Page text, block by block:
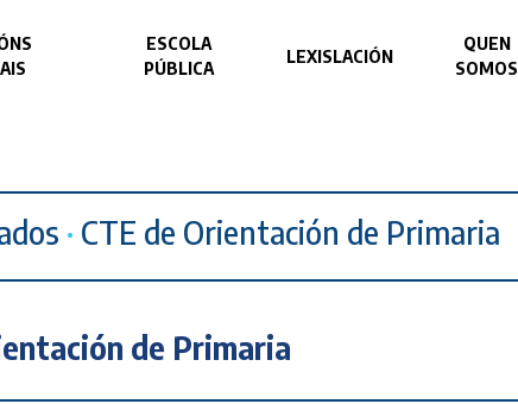
ESCOLA
PÚBLICA
LEXISLACIÓN
QUEN
SOMOS
· CTE de Orientación de Primaria
de Primaria